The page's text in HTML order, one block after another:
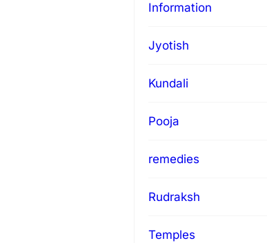
Information
Jyotish
Kundali
Pooja
remedies
Rudraksh
Temples